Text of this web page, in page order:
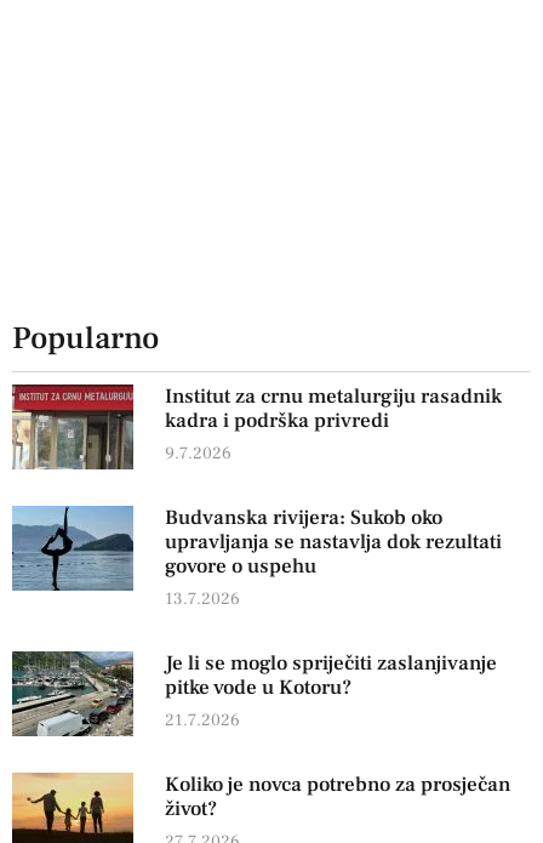
Popularno
Institut za crnu metalurgiju rasadnik
kadra i podrška privredi
9.7.2026
Budvanska rivijera: Sukob oko
upravljanja se nastavlja dok rezultati
govore o uspehu
13.7.2026
Je li se moglo spriječiti zaslanjivanje
pitke vode u Kotoru?
21.7.2026
Koliko je novca potrebno za prosječan
život?